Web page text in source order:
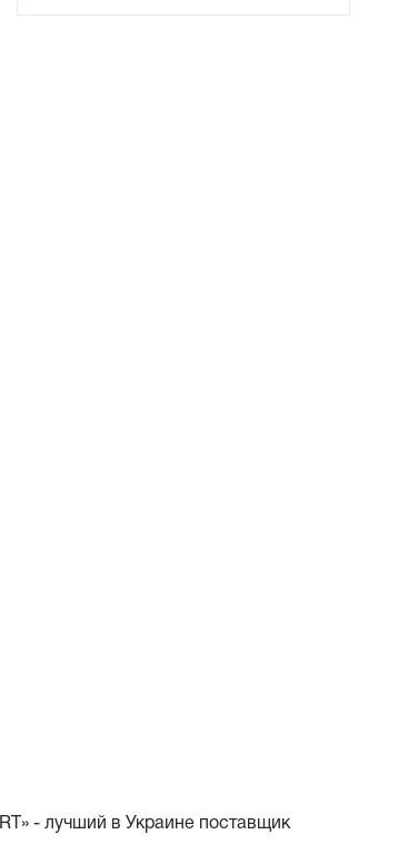
- лучший в Украине поставщик